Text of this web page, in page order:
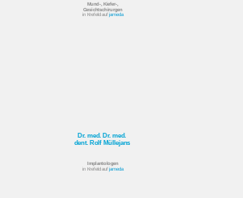
Mund-, Kiefer-,
Gesichtschirurgen
in Krefeld aufjameda
Dr. med. Dr. med.
dent. Rolf Müllejans
Implantologen
in Krefeld aufjameda